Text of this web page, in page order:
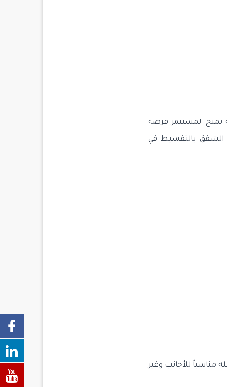
يمنح المستثمر فرصة
الشقق بالتقسيط في
مناسباً للأجانب وغير